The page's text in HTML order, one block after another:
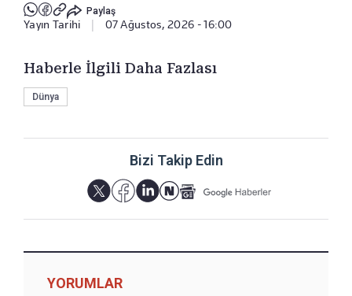
Paylaş
Yayın Tarihi 07 Ağustos, 2026 - 16:00
Haberle İlgili Daha Fazlası
Dünya
Bizi Takip Edin
YORUMLAR